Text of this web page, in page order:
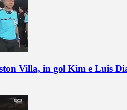
Villa, in gol Kim e Luis